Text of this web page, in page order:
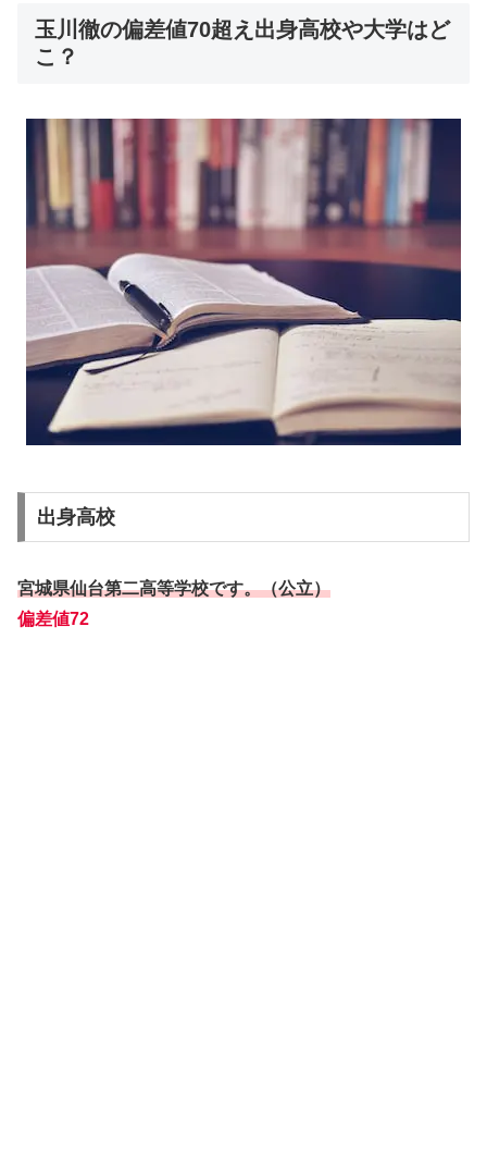
玉川徹の偏差値70超え出身高校や大学はど
こ？
出身高校
宮城県仙台第二高等学校です。（公立）
偏差値72